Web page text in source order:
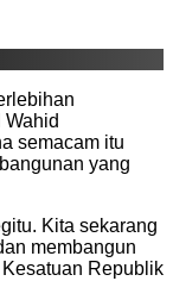
semacam itu
yang
Kita sekarang
membangun
Republik